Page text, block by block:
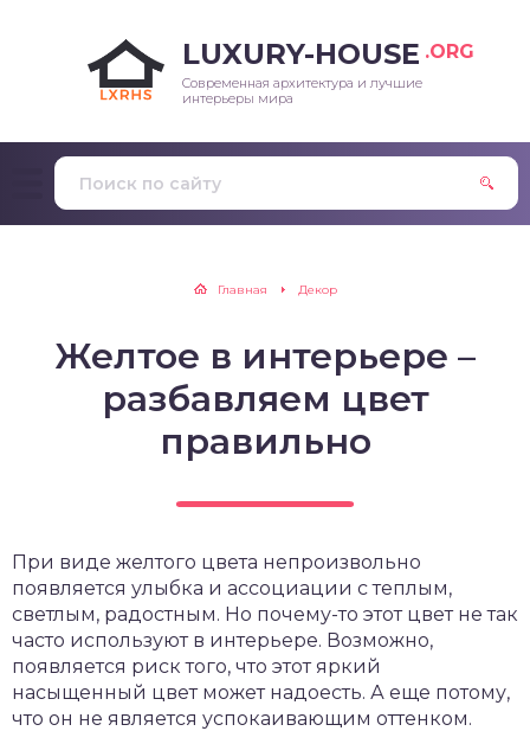
LUXURY-HOUSE .ORG
Современная архитектура и лучшие
интерьеры мира
Главная Декор
Желтое в интерьере –
разбавляем цвет
правильно
При виде желтого цвета непроизвольно
появляется улыбка и ассоциации с теплым,
светлым, радостным. Но почему-то этот цвет не так
часто используют в интерьере. Возможно,
появляется риск того, что этот яркий
насыщенный цвет может надоесть. А еще потому,
что он не является успокаивающим оттенком.